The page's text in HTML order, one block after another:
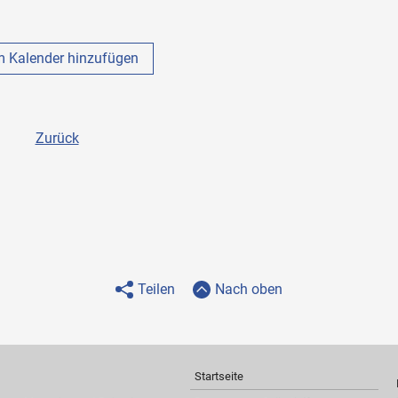
Kalender hinzufügen
Zurück
Teilen Nach oben
Startseite